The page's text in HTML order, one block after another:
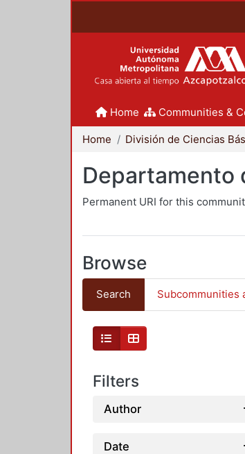
Home Communities &
Home
Departamento
Permanent URI for this
Browse
Search Subcommunities
Filters
Author
Date